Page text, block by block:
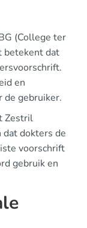
(College ter
betekent dat
en
de gebruiker.
Zestril
dat dokters de
voorschrift
gebruik en